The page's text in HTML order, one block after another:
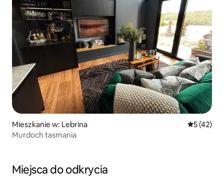
Mieszkanie w: Lebrina Średnia
5 (42)
Murdoch tasmania
Miejsca do odkrycia